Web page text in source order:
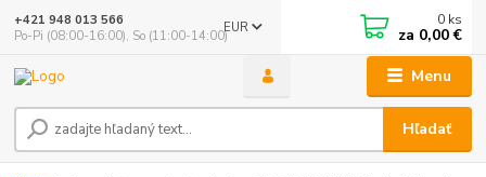
Menu
EUR
Hľadať
+421 948 013 566
Po-Pi (08:00-16:00), So (11:00-14:00)
0 ks
za 0,00 €